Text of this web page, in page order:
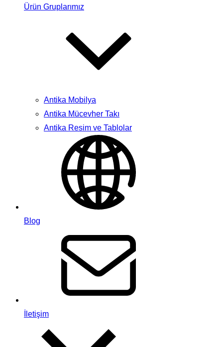
Ürün Gruplarımız
Antika Mobilya
Antika Mücevher Takı
Antika Resim ve Tablolar
Blog
İletişim